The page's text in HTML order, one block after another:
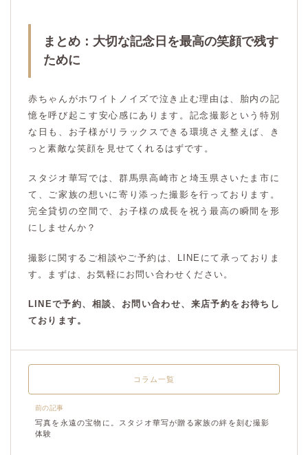
まとめ：大切な記念日を最高の笑顔で残す
ために
赤ちゃんがホワイトノイズで泣き止む理由は、胎内の記
憶を呼び起こす安心感にあります。記念撮影という特別
な日も、お子様がリラックスできる環境さえ整えば、き
っと素敵な笑顔を見せてくれるはずです。
スタジオ華写では、群馬県高崎市と埼玉県さいたま市に
て、ご家族の想いに寄り添った撮影を行っております。
完全貸切の空間で、お子様の成長を祝う最高の瞬間を形
にしませんか？
撮影に関するご相談やご予約は、LINEにて承っておりま
す。まずは、お気軽にお問い合わせください。
LINEで予約、相談、お問い合わせ、来店予約をお待ちし
ております。
前の記事
写真を永遠の宝物に。スタジオ華写が贈る家族の絆を刻む撮影
体験
コラム一覧